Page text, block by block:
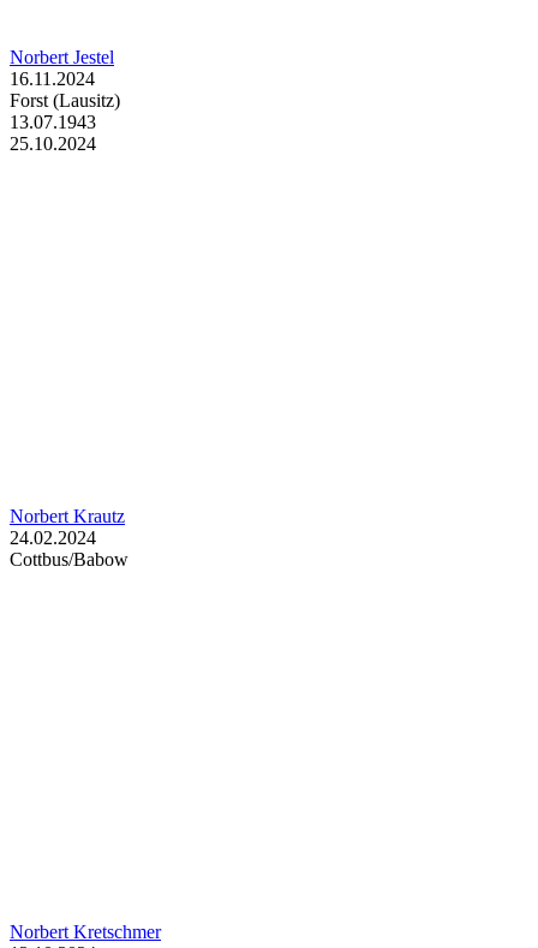
Norbert Jestel
16.11.2024
Forst (Lausitz)
13.07.1943
25.10.2024
Norbert Krautz
24.02.2024
Cottbus/Babow
Norbert Kretschmer